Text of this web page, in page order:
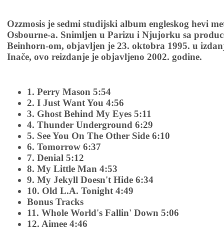
Ozzmosis je sedmi studijski album engleskog hevi
Osbourne-a. Snimljen u Parizu i Njujorku sa
Beinhorn-om, objavljen je 23. oktobra 1995. u
Inače, ovo reizdanje je objavljeno 2002. godine.
1. Perry Mason 5:54
2. I Just Want You 4:56
3. Ghost Behind My Eyes 5:11
4. Thunder Underground 6:29
5. See You On The Other Side 6:10
6. Tomorrow 6:37
7. Denial 5:12
8. My Little Man 4:53
9. My Jekyll Doesn't Hide 6:34
10. Old L.A. Tonight 4:49
Bonus Tracks
11. Whole World's Fallin' Down 5:06
12. Aimee 4:46